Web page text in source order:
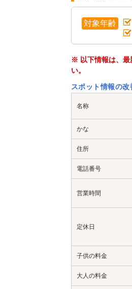
対象年齢
※ 以下情報は、最
い。
スポット情報の改
名称
かな
住所
電話番号
営業時間
定休日
子供の料金
大人の料金